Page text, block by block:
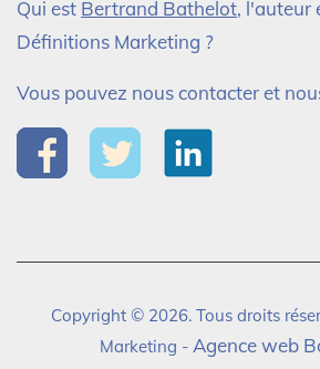
Qui est Bertrand Bathelot, l'auteur
Définitions Marketing ?
Vous pouvez nous contacter et
Copyright © 2026. Tous droits
Marketing - Agence web